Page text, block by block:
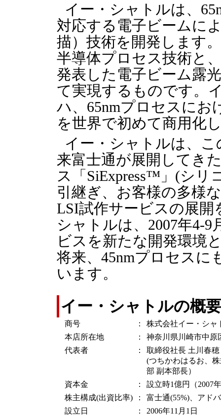
イー・シャトルは、
対応する電子ビームに
描）技術を開発します
半導体プロセス技術と
発表した電子ビーム露
て実現するものです。
ハ、65nmプロセスにお
を世界で初めて商用化
イー・シャトルは、
来富士通が展開してき
ス「SiExpress™」(シリ
引継ぎ、お客様の多様
LSI試作サービスの展
シャトルは、2007年4-
ビスを新たな開発環境
将来、45nmプロセスに
います。
イー・シャトルの概要
商号 ：
株式会社イー・シャ
本店所在地
：
神奈川県川崎市中原
代表者
：
取締役社長 土川春穂
(つちかわはるお、
部 副本部長）
資本金
：
設立時1億円（2007
株主構成(出資比率)
：
富士通(55%)、アド
設立日
：
2006年11月1日